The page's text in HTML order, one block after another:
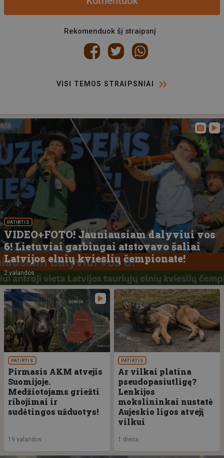
Rekomenduok šį straipsnį
VISI TEMOS STRAIPSNIAI
PATIRTIS
VIDEO+FOTO! Jauniausiam dalyviui vos
6! Lietuviai garbingai atstovavo šaliai
Latvijos elnių kvieslių čempionate!
2 valandos
PATIRTIS
Pirmasis AKM atvejis
Suomijoje.
Medžiotojams griežti
ribojimai ir
sudėtingos užduotys!
19 valandos
PATIRTIS
Ar vilkai platina
pseudopasiutligę?
Lenkijos
mokslininkai nustatė
Aujeskio ligos atvejį
vilkui
1 diena